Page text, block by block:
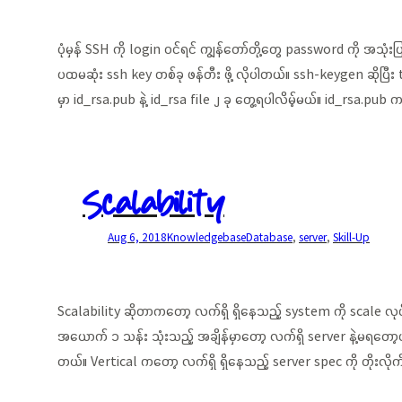
ပုံမှန် SSH ကို login ဝင်ရင် ကျွန်တော်တို့တွေ password ကို အသုံ
ပထမဆုံး ssh key တစ်ခု ဖန်တီး ဖို့ လိုပါတယ်။ ssh-keygen ဆိုပ
မှာ id_rsa.pub နဲ့ id_rsa file ၂ ခု တွေ့ရပါလိမ့်မယ်။ id_rsa.pub
Scalability
Aug 6, 2018KnowledgebaseDatabase, server, Skill-Up
Scalability ဆိုတာကတော့ လက်ရှိ ရှိနေသည့် system ကို scale
အယောက် ၁ သန်း သုံးသည့် အချိန်မှာတော့ လက်ရှိ server နဲ့မရတော့ပါ
တယ်။ Vertical ကတော့ လက်ရှိ ရှိနေသည့် server spec ကို တိုးလိုက်